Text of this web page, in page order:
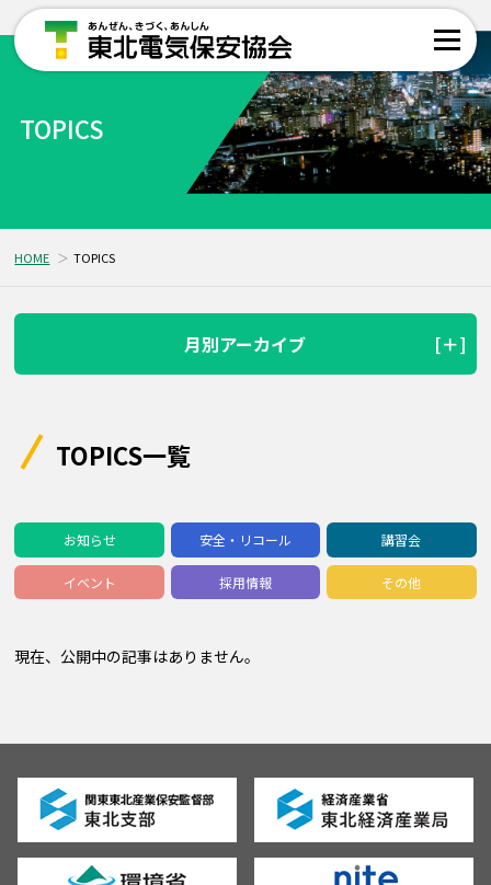
TOPICS
HOME TOPICS
月別アーカイブ
TOPICS一覧
お知らせ 安全・リコール 講習会
イベント 採用情報 その他
現在、公開中の記事はありません。